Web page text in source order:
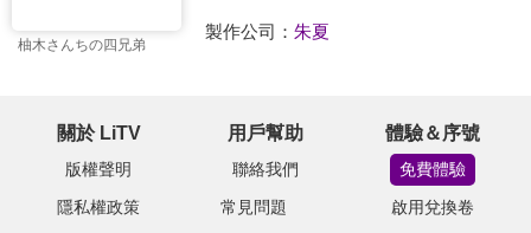
柚木さんちの四兄弟
製作公司： 朱夏
關於 LiTV
版權聲明
隱私權政策
用戶幫助
聯絡我們
常見問題
體驗＆序號
免費體驗
啟用兌換卷